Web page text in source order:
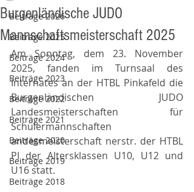
Beiträge 2026
Beiträge 2025
Beiträge 2024
Beiträge 2023
Beiträge 2022
Beiträge 2021
Beiträge 2020
Beiträge 2019
Beiträge 2018
Burgenländische JUDO
Mannschaftsmeisterschaft 2025
Am Sonntag, dem 23. November
2025, fanden im Turnsaal des
Internates an der HTBL Pinkafeld die
Burgenländischen JUDO
Landesmeisterschaften für
Schülermannschaften
andesmeisterschaft nerstr. der HTBL
PI der Altersklassen U10, U12 und
U16 statt.